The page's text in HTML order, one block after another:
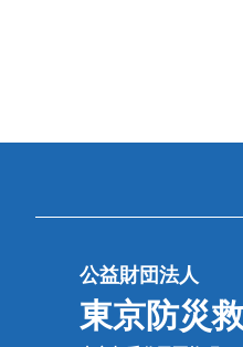
公益財団法人
東京防災